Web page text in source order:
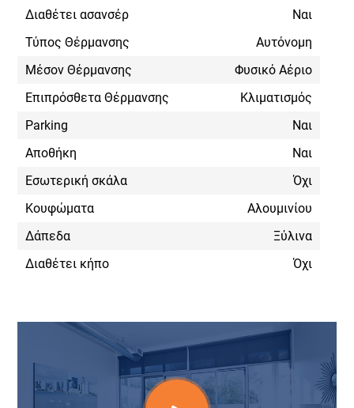
Διαθέτει ασανσέρ
Ναι
Τύπος Θέρμανσης
Αυτόνομη
Μέσον Θέρμανσης
Φυσικό Αέριο
Επιπρόσθετα Θέρμανσης
Κλιματισμός
Parking
Ναι
Αποθήκη
Ναι
Εσωτερική σκάλα
Όχι
Κουφώματα
Αλουμινίου
Δάπεδα
Ξύλινα
Διαθέτει κήπο
Όχι